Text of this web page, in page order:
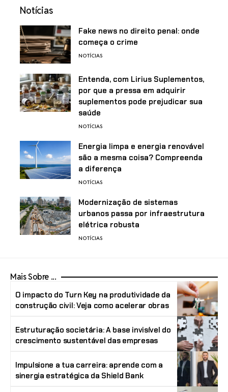
Notícias
Fake news no direito penal: onde
começa o crime
NOTÍCIAS
Entenda, com Lirius Suplementos,
por que a pressa em adquirir
suplementos pode prejudicar sua
saúde
NOTÍCIAS
Energia limpa e energia renovável
são a mesma coisa? Compreenda
a diferença
NOTÍCIAS
Modernização de sistemas
urbanos passa por infraestrutura
elétrica robusta
NOTÍCIAS
Mais Sobre ...
O impacto do Turn Key na produtividade da
construção civil: Veja como acelerar obras
Estruturação societária: A base invisível do
crescimento sustentável das empresas
Impulsione a tua carreira: aprende com a
sinergia estratégica da Shield Bank